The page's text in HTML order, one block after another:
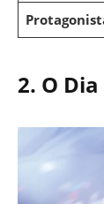
2. O